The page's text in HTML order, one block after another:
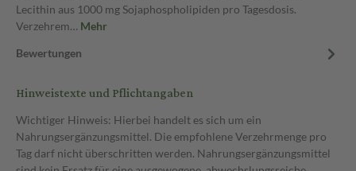
Lecithin aus 1000 mg Sojaphospholipiden pro Tagesdosis.
Verzehrem… Mehr
Bewertungen
Hinweistexte und Pflichtangaben
Wichtiger Hinweis: Hierbei handelt es sich um ein
Nahrungsergänzungsmittel. Die empfohlene Verzehrmenge pro
Tag darf nicht überschritten werden. Nahrungsergänzungsmittel